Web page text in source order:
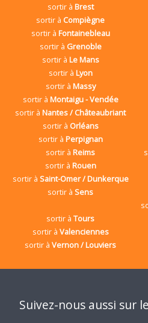
sortir à Brest
sortir à Compiègne
sortir à Fontainebleau
sortir à Grenoble
sortir à Le Mans
sortir à Lyon
sortir à Massy
sortir à Montaigu - Vendée
sortir àNantes / Châteaubriant
sortir à Orléans
sortir à Perpignan
sortir àReims
sortir à Rouen
sortir à Saint-Omer / Dunkerque
sortir àSens
sortir àTours
sortir à Valenciennes
sortir àVernon / Louviers
Suivez-nous aussi sur